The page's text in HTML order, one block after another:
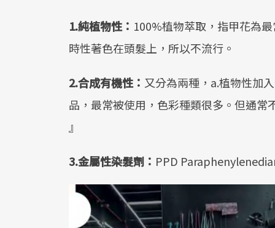
1.純植物性： 100%植物萃取，指甲花為
時性著色在頭髮上，所以不流行。
2.合成有機性： 又分為兩種，a.植物性加
品，最常被使用，色彩種類很多。但通
』
3.金屬性染髮劑： PPD